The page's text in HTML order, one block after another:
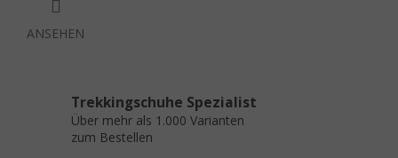
ANSEHEN
Trekkingschuhe Spezialist
Über mehr als 1.000 Varianten
zum Bestellen